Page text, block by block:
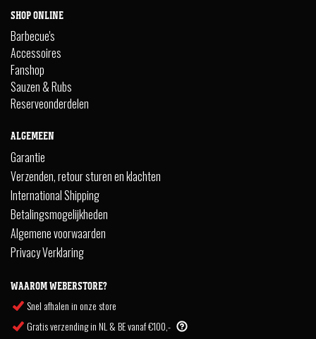
SHOP ONLINE
Barbecue's
Accessoires
Fanshop
Sauzen & Rubs
Reserveonderdelen
ALGEMEEN
Garantie
Verzenden, retour sturen en klachten
International Shipping
Betalingsmogelijkheden
Algemene voorwaarden
Privacy Verklaring
WAAROM WEBERSTORE?
Snel afhalen in onze store
Gratis verzending in NL & BE vanaf €100,-